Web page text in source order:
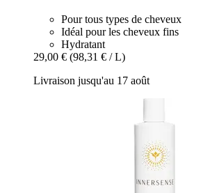
Pour tous types de cheveux
Idéal pour les cheveux fins
Hydratant
29,00 € (98,31 € / L)
Livraison jusqu'au 17 août